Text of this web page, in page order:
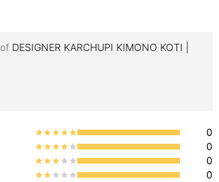
DESIGNER KARCHUPI KIMONO KOTI |
0
0
0
0